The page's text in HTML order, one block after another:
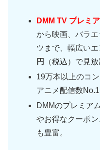
DMM TV プレミ
から映画、バラ
ツまで、幅広い
円
（税込）で見放
19万本以上のコ
アニメ配信数
DMMのプレミア
やお得なクーポ
も豊富。